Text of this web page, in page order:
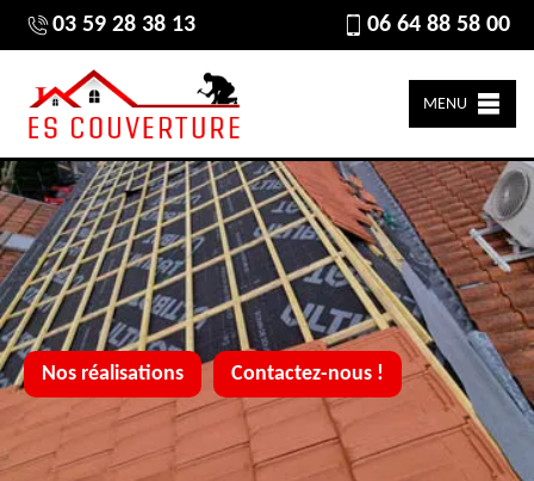
03 59 28 38 13 06 64 88 58 00
MENU
Nos réalisations Contactez-nous !